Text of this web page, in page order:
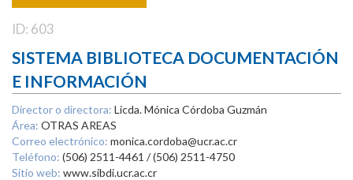
ID: 603
SISTEMA BIBLIOTECA DOCUMENTACIÓN
E INFORMACIÓN
Director o directora: Licda. Mónica Córdoba Guzmán
Área: OTRAS AREAS
Correo electrónico: monica.cordoba@ucr.ac.cr
Teléfono: (506) 2511-4461 / (506) 2511-4750
Sitio web: www.sibdi.ucr.ac.cr